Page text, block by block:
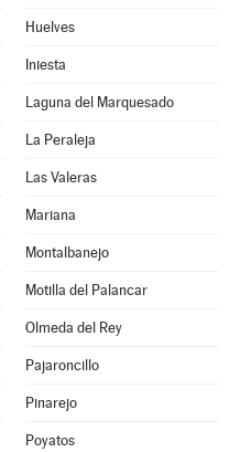
Huelves
Iniesta
Laguna del Marquesado
La Peraleja
Las Valeras
Mariana
Montalbanejo
Motilla del Palancar
Olmeda del Rey
Pajaroncillo
Pinarejo
Poyatos